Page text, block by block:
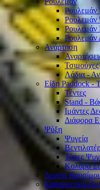
Ρουλεμάν
Ρουλεμάν
Ρουλεμάν
Ρουλεμάν
Ανάρτηση
Λάδια -
Είδη Paddock -
Τέντες
Stand -
Ιμάντες
Διάφορα
Ψύξη
Ψυγεία
Τάπες
Κολάρα
Δοχεία
Καθαριστικά-